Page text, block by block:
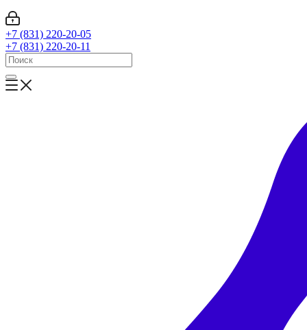
+7 (831) 220-20-05
+7 (831) 220-20-11